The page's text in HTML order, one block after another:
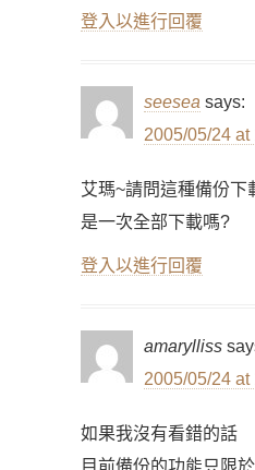
登入以進行回覆
seesea says:
2005/05/24 at
艾瑪~請問這種備份下
是一次全部下載嗎?
登入以進行回覆
amarylliss
2005/05/24 at
如果我沒有看錯的話